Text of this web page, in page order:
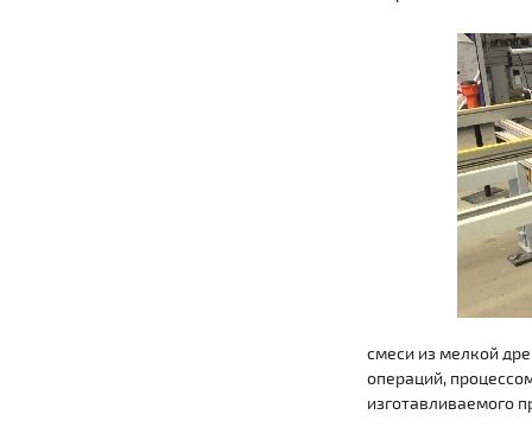
смеси из мелкой
операций,
изготавливаемого